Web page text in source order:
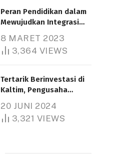
Peran Pendidikan dalam
Mewujudkan Integrasi
Telah dibaca : 5.256 Kali.
8 MARET 2023
3,364 VIEWS
Tertarik Berinvestasi di
Kaltim, Pengusaha
1.000 Hektare
Telah dibaca : 1.278 Kali.
20 JUNI 2024
3,321 VIEWS